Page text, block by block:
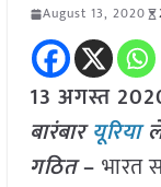
August 13, 2020
13 अगस्त
बारंबारयूरिया
गठित– भारत